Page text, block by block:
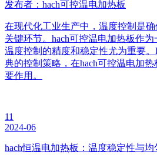
发布者：hach可控温电加热板
在现代化工业生产中，温度控制是
关键环节。hach可控温电加热板作
温度控制的精度和稳定性尤为重要
典的控制策略，在hach可控温电加
要作用。
11
2024-06
hach恒温电加热板：温度稳定性与